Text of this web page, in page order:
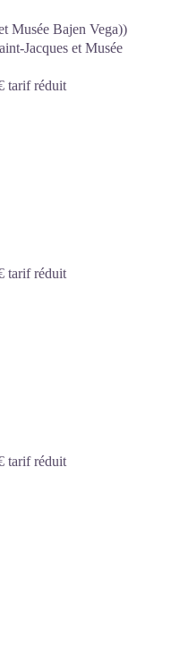
Musée Bajen Vega))
Jacques et Musée
tarif réduit
tarif réduit
tarif réduit